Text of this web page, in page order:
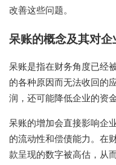
改善这些问题。
呆账的概念及其对企
呆账是指在财务角度已经
的各种原因而无法收回的
润，还可能降低企业的资
呆账的增加会直接影响企
的流动性和偿债能力。在
款呈现的数字被高估，从